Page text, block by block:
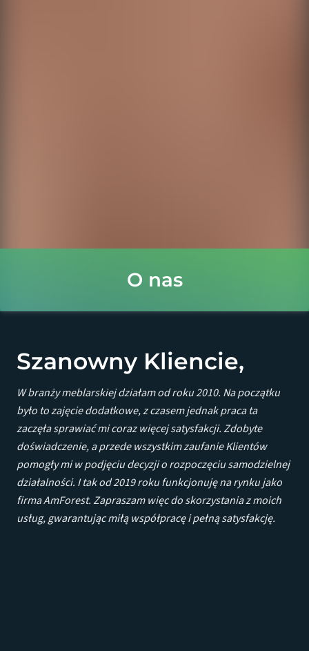
O nas
Szanowny Kliencie,
W branży meblarskiej działam od roku 2010. Na początku
było to zajęcie dodatkowe, z czasem jednak praca ta
zaczęła sprawiać mi coraz więcej satysfakcji. Zdobyte
doświadczenie, a przede wszystkim zaufanie Klientów
pomogły mi w podjęciu decyzji o rozpoczęciu samodzielnej
działalności. I tak od 2019 roku funkcjonuję na rynku jako
firma AmForest. Zapraszam więc do skorzystania z moich
usług, gwarantując miłą współpracę i pełną satysfakcję.